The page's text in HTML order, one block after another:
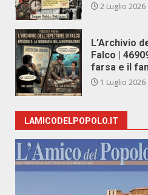
2 Luglio 2026
L’Archivio
Falco |
farsa e il
1 Luglio 2026
LAMICODELPOPOLO.IT